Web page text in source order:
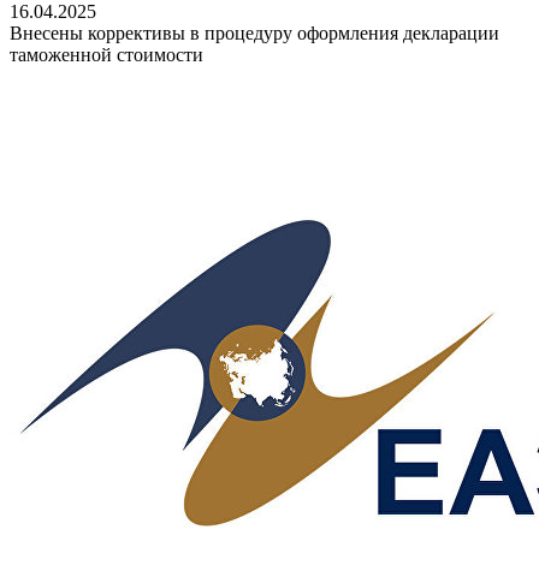
16.04.2025
Внесены коррективы в процедуру оформления декларации
таможенной стоимости